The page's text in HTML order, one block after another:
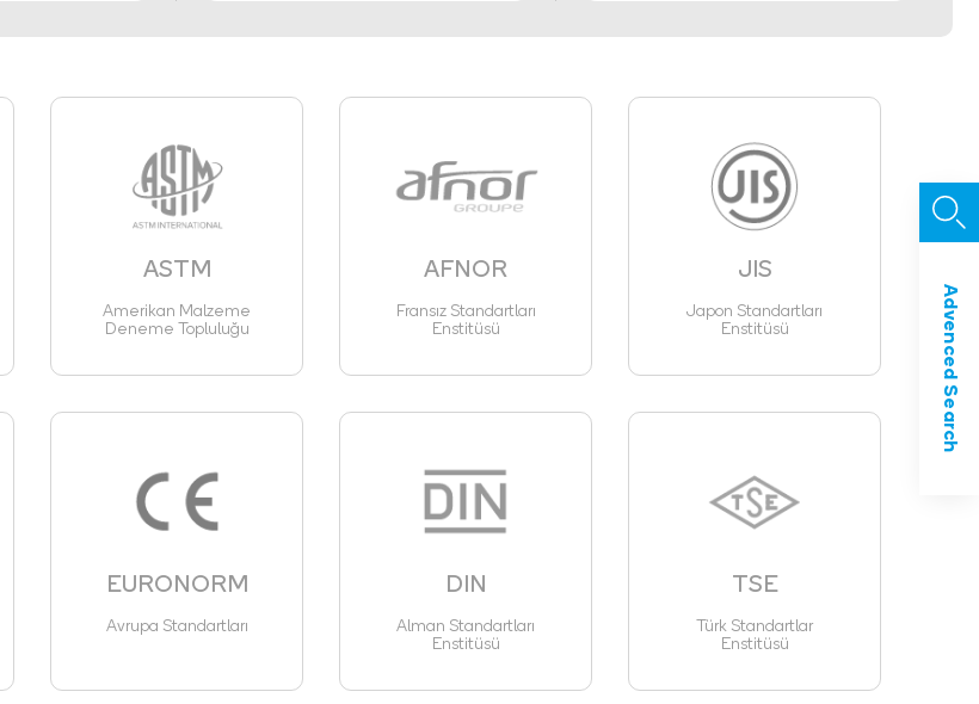
Advenced Search
ASTM
Amerikan Malzeme
Deneme Topluluğu
AFNOR
Fransız Standartları
Enstitüsü
JIS
Japon Standartları
Enstitüsü
EURONORM
Avrupa Standartları
DIN
Alman Standartları
Enstitüsü
TSE
Türk Standartlar
Enstitüsü